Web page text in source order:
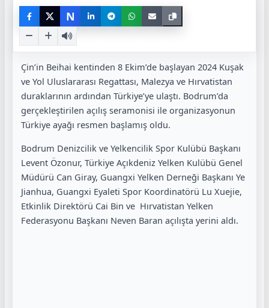
N
Çin’in Beihai kentinden 8 Ekim’de başlayan 2024 Kuşak
ve Yol Uluslararası Regattası, Malezya ve Hırvatistan
duraklarının ardından Türkiye’ye ulaştı. Bodrum’da
gerçekleştirilen açılış seramonisi ile organizasyonun
Türkiye ayağı resmen başlamış oldu.
Bodrum Denizcilik ve Yelkencilik Spor Kulübü Başkanı
Levent Özonur, Türkiye Açıkdeniz Yelken Kulübü Genel
Müdürü Can Giray, Guangxi Yelken Derneği Başkanı Ye
Jianhua, Guangxi Eyaleti Spor Koordinatörü Lu Xuejie,
Etkinlik Direktörü Cai Bin ve Hırvatistan Yelken
Federasyonu Başkanı Neven Baran açılışta yerini aldı.